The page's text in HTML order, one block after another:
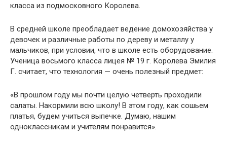
класса из подмосковного Королева.
В средней школе преобладает ведение домохозяйства у
девочек и различные работы по дереву и металлу у
мальчиков, при условии, что в школе есть оборудование.
Ученица восьмого класса лицея № 19 г. Королева Эмилия
Г. считает, что технология — очень полезный предмет:
«В прошлом году мы почти целую четверть проходили
салаты. Накормили всю школу! В этом году, как сошьем
платья, будем учиться выпечке. Думаю, нашим
одноклассникам и учителям понравится».